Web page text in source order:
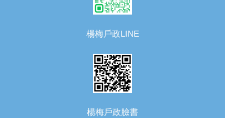
楊梅戶政LINE
楊梅戶政臉書